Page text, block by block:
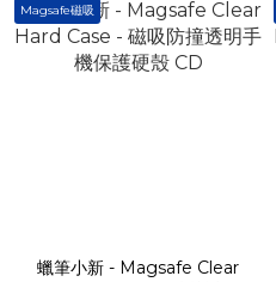
Magsafe磁吸
蠟筆小新 - Magsafe Clear